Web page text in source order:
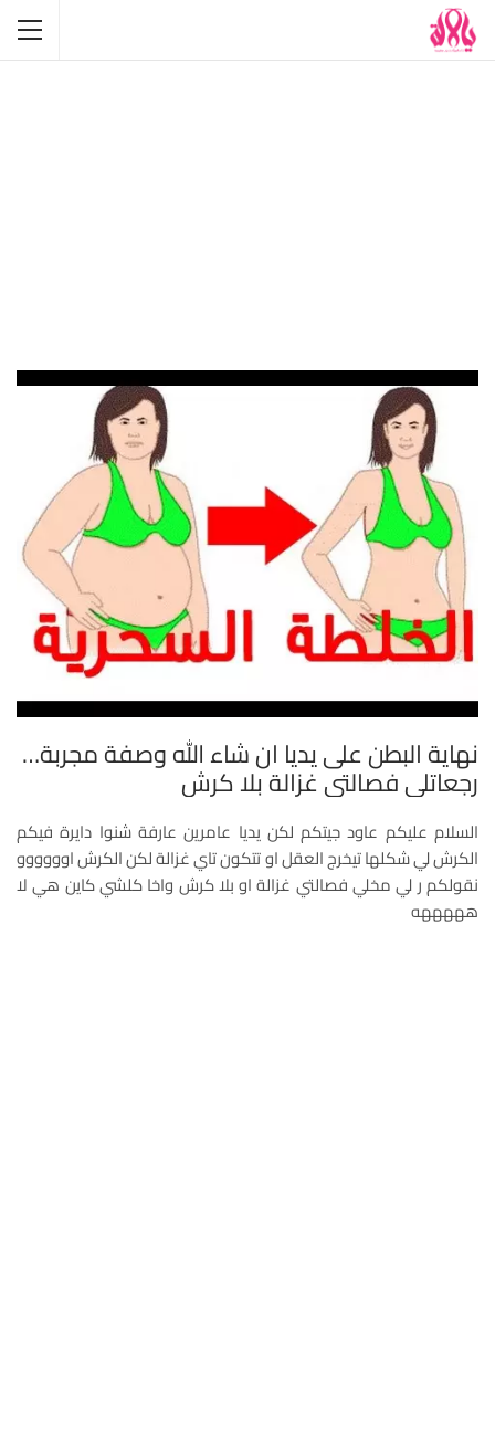
نهاية البطن على يديا ان شاء الله وصفة مجربة…
رجعاتلي فصالتي غزالة بلا كرش
السلام عليكم عاود جيتكم لكن يديا عامرين عارفة شنوا دايرة فيكم
الكرش لي شكلها تيخرج العقل او تتكون تاي غزالة لكن الكرش اوووووو
نقولكم ر لي مخلي فصالتي غزالة او بلا كرش واخا كلشي كاين هي لا
هههههه